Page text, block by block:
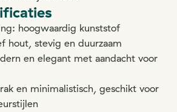
hoogwaardig kunststof
hout, stevig en duurzaam
en elegant met aandacht voor
en minimalistisch, geschikt voor